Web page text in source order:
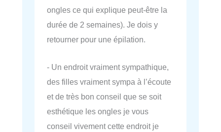
ongles ce qui explique peut-être la
durée de 2 semaines). Je dois y
retourner pour une épilation.
- Un endroit vraiment sympathique,
des filles vraiment sympa à l’écoute
et de très bon conseil que se soit
esthétique les ongles je vous
conseil vivement cette endroit je